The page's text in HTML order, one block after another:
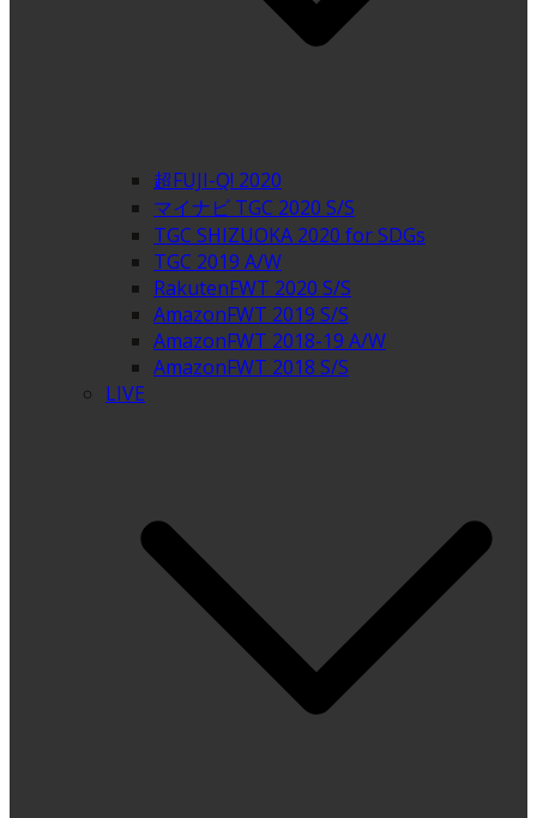
超FUJI-Q! 2020
マイナビ TGC 2020 S/S
TGC SHIZUOKA 2020 for SDGs
TGC 2019 A/W
RakutenFWT 2020 S/S
AmazonFWT 2019 S/S
AmazonFWT 2018-19 A/W
AmazonFWT 2018 S/S
LIVE